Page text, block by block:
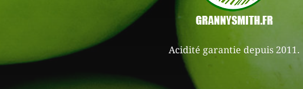
Acidité garantie depuis 2011.